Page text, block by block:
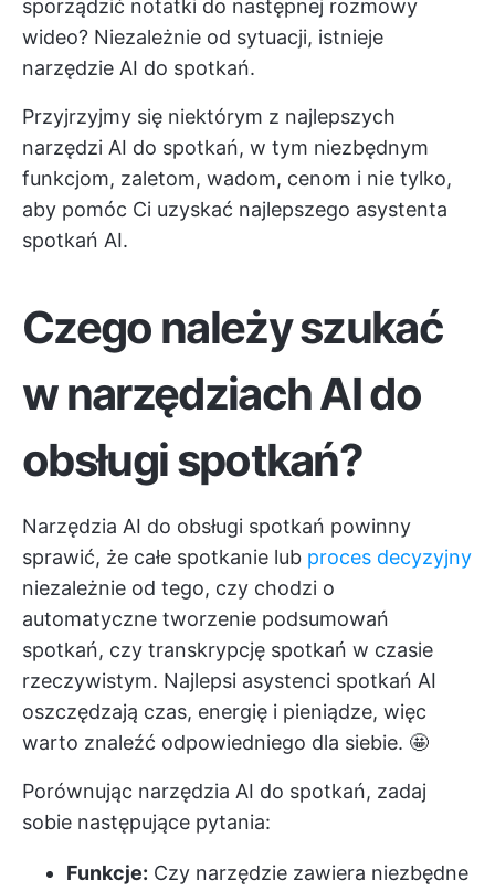
sporządzić notatki do następnej rozmowy
wideo? Niezależnie od sytuacji, istnieje
narzędzie AI do spotkań.
Przyjrzyjmy się niektórym z najlepszych
narzędzi AI do spotkań, w tym niezbędnym
funkcjom, zaletom, wadom, cenom i nie tylko,
aby pomóc Ci uzyskać najlepszego asystenta
spotkań AI.
Czego należy szukać
w narzędziach AI do
obsługi spotkań?
Narzędzia AI do obsługi spotkań powinny
sprawić, że całe spotkanie lub proces decyzyjny
niezależnie od tego, czy chodzi o
automatyczne tworzenie podsumowań
spotkań, czy transkrypcję spotkań w czasie
rzeczywistym. Najlepsi asystenci spotkań AI
oszczędzają czas, energię i pieniądze, więc
warto znaleźć odpowiedniego dla siebie. 🤩
Porównując narzędzia AI do spotkań, zadaj
sobie następujące pytania:
Funkcje: Czy narzędzie zawiera niezbędne